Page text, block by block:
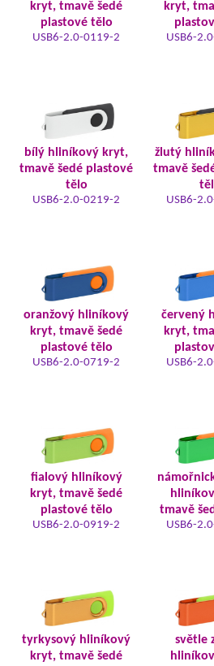
kryt, tmavě šedé
plastové tělo
USB6-2.0-0119-2
kryt,
USB6-
bílý hliníkový kryt,
tmavě šedé plastové
tělo
USB6-2.0-0219-2
žlutý
tmavě
USB6-
oranžový hliníkový
kryt, tmavě šedé
plastové tělo
USB6-2.0-0719-2
červený
kryt,
USB6-
fialový hliníkový
kryt, tmavě šedé
plastové tělo
USB6-2.0-0919-2
tmavě
USB6-
tyrkysový hliníkový
kryt, tmavě šedé
světle